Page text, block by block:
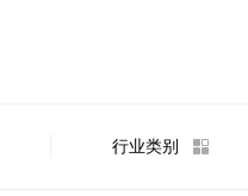
行业类别